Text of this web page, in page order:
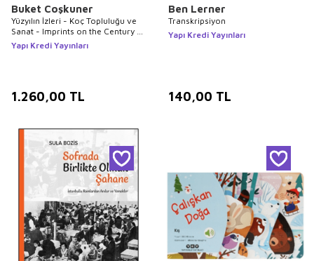
Buket Coşkuner
Yüzyılın İzleri - Koç Topluluğu ve
Sanat - Imprints on the Century -
Koç Group and the Arts
Yapı Kredi Yayınları
1.260,00 TL
Ben Lerner
Transkripsiyon
Yapı Kredi Yayınları
140,00 TL